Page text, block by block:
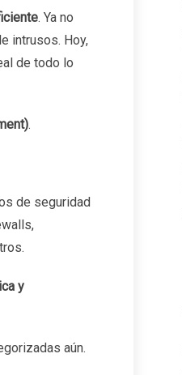
. Ya no
intrusos. Hoy,
de todo lo
.
de seguridad
y
aún.